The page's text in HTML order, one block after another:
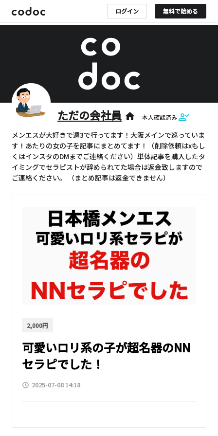
ログイン 無料で始める
ただの会社員 home 本人確認済み
メンエスが大好きで週3で行ってます！大阪メインで巡っていま
す！あたりの女の子を記事にまとめてます！（削除依頼はxもし
くはインスタのDMまでご連絡ください）単体記事を購入したタ
イミングでセラピストが辞められてた場合は返金致しますので
ご連絡ください。 （まとめ記事は返金できません）
2,000円
可愛いロリ系の子が超名器のNN
セラピでした！
access_time 2025-07-08 14:18